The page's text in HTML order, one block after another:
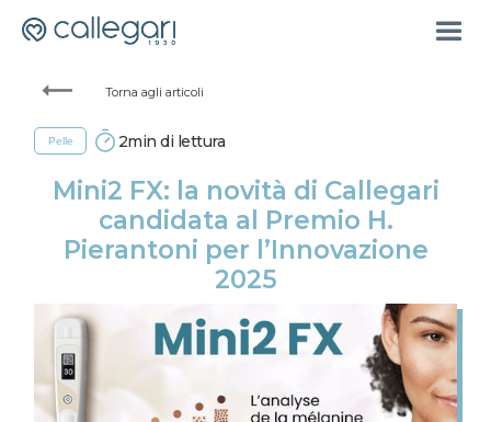
Torna agli articoli
Pelle 2min di lettura
Mini2 FX: la novità di Callegari
candidata al Premio H.
Pierantoni per l’Innovazione
2025